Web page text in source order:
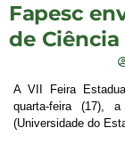
Fapesc
de Ciência
A VII Feira
quarta-feira (17),
(Universidade do